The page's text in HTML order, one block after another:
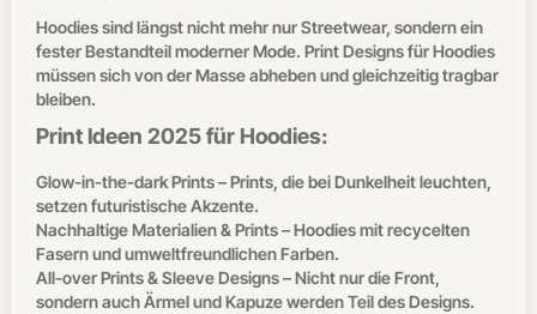
Hoodies sind längst nicht mehr nur Streetwear, sondern ein
fester Bestandteil moderner Mode. Print Designs für Hoodies
müssen sich von der Masse abheben und gleichzeitig tragbar
bleiben.
Print Ideen 2025 für Hoodies:
Glow-in-the-dark Prints – Prints, die bei Dunkelheit leuchten,
setzen futuristische Akzente.
Nachhaltige Materialien & Prints – Hoodies mit recycelten
Fasern und umweltfreundlichen Farben.
All-over Prints & Sleeve Designs – Nicht nur die Front,
sondern auch Ärmel und Kapuze werden Teil des Designs.